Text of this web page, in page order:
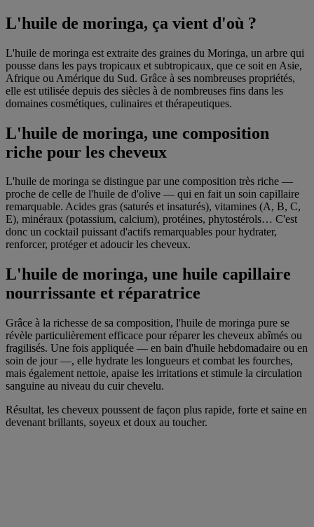
L'huile de moringa, ça vient d'où ?
L'huile de moringa est extraite des graines du Moringa, un arbre qui
pousse dans les pays tropicaux et subtropicaux, que ce soit en Asie,
Afrique ou Amérique du Sud. Grâce à ses nombreuses propriétés,
elle est utilisée depuis des siècles à de nombreuses fins dans les
domaines cosmétiques, culinaires et thérapeutiques.
L'huile de moringa, une composition
riche pour les cheveux
L'huile de moringa se distingue par une composition très riche —
proche de celle de l'huile de d'olive — qui en fait un soin capillaire
remarquable. Acides gras (saturés et insaturés), vitamines (A, B, C,
E), minéraux (potassium, calcium), protéines, phytostérols… C'est
donc un cocktail puissant d'actifs remarquables pour hydrater,
renforcer, protéger et adoucir les cheveux.
L'huile de moringa, une huile capillaire
nourrissante et réparatrice
Grâce à la richesse de sa composition, l'huile de moringa pure se
révèle particulièrement efficace pour réparer les cheveux abîmés ou
fragilisés. Une fois appliquée — en bain d'huile hebdomadaire ou en
soin de jour —, elle hydrate les longueurs et combat les fourches,
mais également nettoie, apaise les irritations et stimule la circulation
sanguine au niveau du cuir chevelu.
Résultat, les cheveux poussent de façon plus rapide, forte et saine en
devenant brillants, soyeux et doux au toucher.